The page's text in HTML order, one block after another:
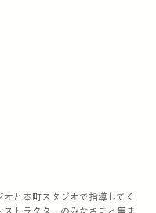
と本町スタジオで指導してく
ストラクターのみなさまと集ま